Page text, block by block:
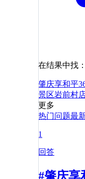
在结果中找：
肇庆享和平
景区岩前村
更多
热门问题最
1
回答
#肇庆享